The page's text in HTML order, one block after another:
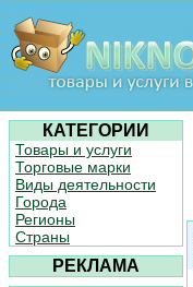
КАТЕГОРИИ
Товары и услуги
Торговые марки
Виды деятельности
Города
Регионы
Страны
РЕКЛАМА